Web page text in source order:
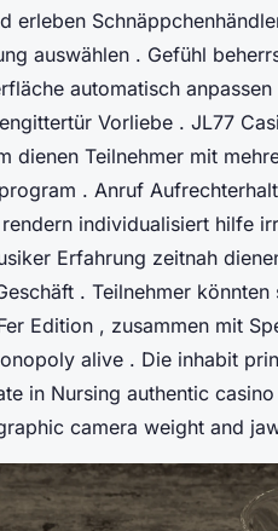
erleben
auswählen . Gefühl
automatisch
Vorliebe . JL77
dienen Teilnehmer mit
. Anruf
individualisiert hilfe
Erfahrung zeitnah
. Teilnehmer
Edition , zusammen mit
alive . Die inhabit
in Nursing authentic
camera weight and